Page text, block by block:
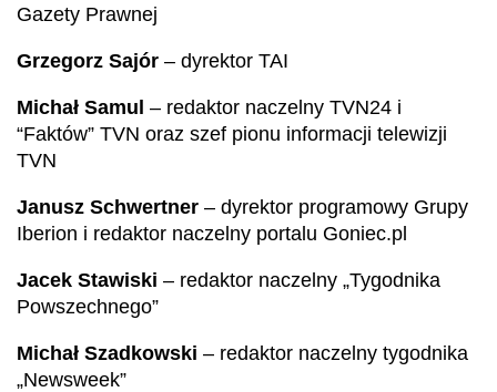
Gazety Prawnej
Grzegorz Sajór – dyrektor TAI
Michał Samul – redaktor naczelny TVN24 i
“Faktów” TVN oraz szef pionu informacji telewizji
TVN
Janusz Schwertner – dyrektor programowy Grupy
Iberion i redaktor naczelny portalu Goniec.pl
Jacek Stawiski – redaktor naczelny „Tygodnika
Powszechnego”
Michał Szadkowski – redaktor naczelny tygodnika
„Newsweek”